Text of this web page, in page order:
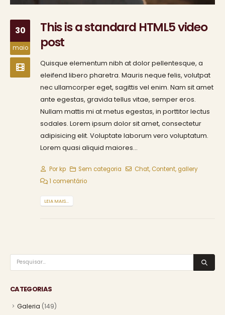
30
maio
This is a standard HTML5 video
post
Quisque elementum nibh at dolor pellentesque, a
eleifend libero pharetra. Mauris neque felis, volutpat
nec ullamcorper eget, sagittis vel enim. Nam sit amet
ante egestas, gravida tellus vitae, semper eros.
Nullam mattis mi at metus egestas, in porttitor lectus
sodales. Lorem ipsum dolor sit amet, consectetur
adipisicing elit. Voluptate laborum vero voluptatum.
Lorem quasi aliquid maiores...
Porkp Sem categoria Chat, Content, gallery
1 comentário
LEIA MAIS...
CATEGORIAS
Galeria (149)